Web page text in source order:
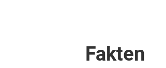
Fakten